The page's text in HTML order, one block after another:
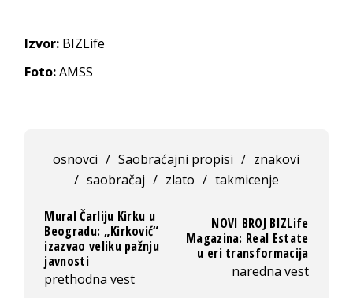
Izvor: BIZLife
Foto:AMSS
osnovci / Saobraćajni propisi / znakovi
/ saobračaj / zlato / takmicenje
Mural Čarliju Kirku u
Beogradu: „Kirković“
izazvao veliku pažnju
javnosti
prethodna vest
NOVI BROJ BIZLife
Magazina: Real Estate
u eri transformacija
naredna vest